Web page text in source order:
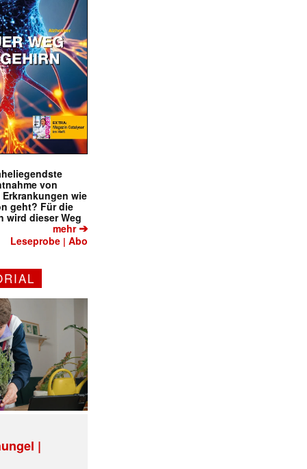
von
wie
geht? Für die
wird dieser Weg
mehr➔
Leseprobe |Abo
|